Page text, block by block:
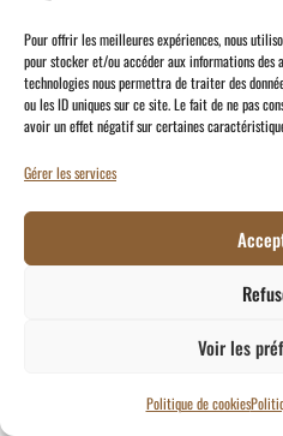
Pour offrir les meilleures expériences, nous
pour stocker et/ou accéder aux informations des
technologies nous permettra de traiter des
ou les ID uniques sur ce site. Le fait de ne pas
avoir un effet négatif sur certaines
Gérer les services
Voir les
Politique de cookies